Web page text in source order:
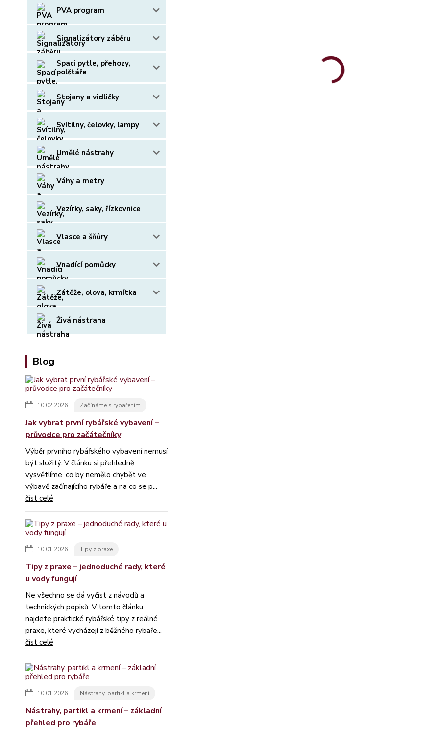
PVA program
Signalizátory záběru
Spací pytle, přehozy,
polštáře
Stojany a vidličky
Svítilny, čelovky, lampy
Umělé nástrahy
Váhy a metry
Vezírky, saky, řízkovnice
Vlasce a šňůry
Vnadící pomůcky
Zátěže, olova, krmítka
Živá nástraha
Blog
10.02.2026 Začínáme s rybařením
Jak vybrat první rybářské vybavení –
průvodce pro začátečníky
Výběr prvního rybářského vybavení nemusí
být složitý. V článku si přehledně
vysvětlíme, co by nemělo chybět ve
výbavě začínajícího rybáře a na co se p...
číst celé
10.01.2026 Tipy z praxe
Tipy z praxe – jednoduché rady, které
u vody fungují
Ne všechno se dá vyčíst z návodů a
technických popisů. V tomto článku
najdete praktické rybářské tipy z reálné
praxe, které vycházejí z běžného rybaře...
číst celé
10.01.2026 Nástrahy, partikl a krmení
Nástrahy, partikl a krmení – základní
přehled pro rybáře